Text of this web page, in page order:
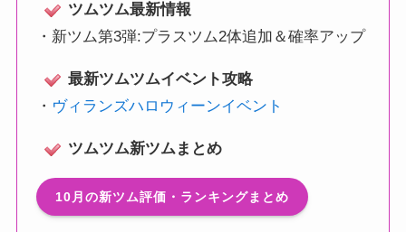
ツムツム最新情報
・ 新ツム第3弾:プラスツム2体追加＆確率アップ
最新ツムツムイベント攻略
・ ヴィランズハロウィーンイベント
ツムツム新ツムまとめ
10月の新ツム評価・ランキングまとめ